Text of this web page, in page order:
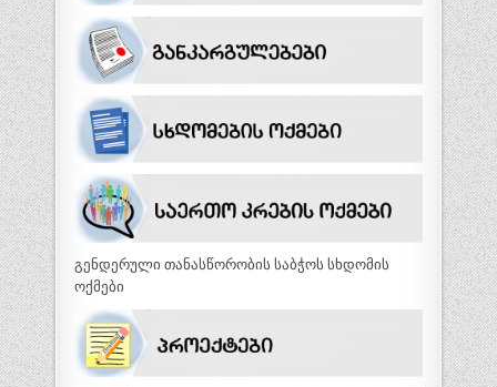
გენდერული თანასწორობის საბჭოს სხდომის
ოქმები